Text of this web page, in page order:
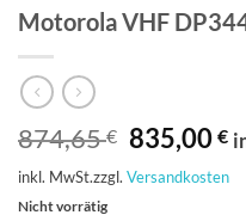
Motorola VHF
874,65€
Preis
war:
835,00€
inkl. MwSt.zzgl. Versandkosten
Nicht vorrätig